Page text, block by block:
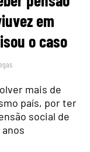
em
o caso
mais de
país, por ter
social de